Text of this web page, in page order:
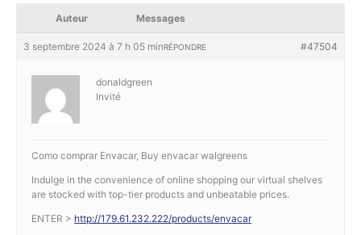
Auteur Messages
3 septembre 2024 à 7 h 05 min #47504
RÉPONDRE
donaldgreen
Invité
Como comprar Envacar, Buy envacar walgreens
Indulge in the convenience of online shopping our virtual shelves
are stocked with top-tier products and unbeatable prices.
ENTER > http://179.61.232.222/products/envacar